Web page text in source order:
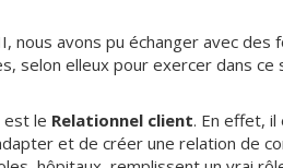
nous avons pu échanger avec des
selon elleux pour exercer dans ce
est le Relationnel client. En effet, il
et de créer une relation de